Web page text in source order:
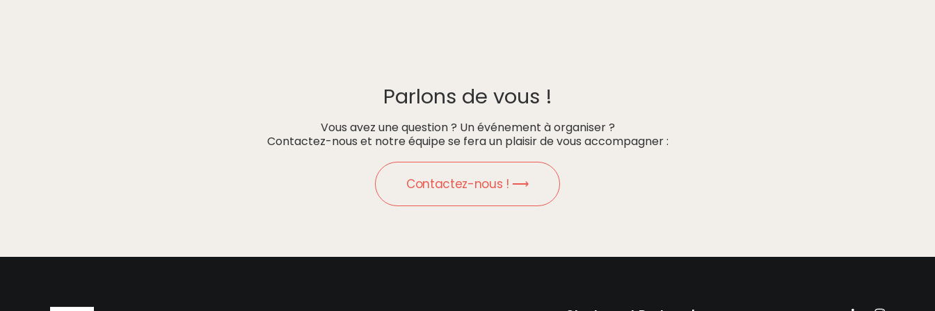
Parlons de vous !
Vous avez une question ? Un événement à organiser ?
Contactez-nous et notre équipe se fera un plaisir de vous accompagner :
Contactez-nous ! ⟶